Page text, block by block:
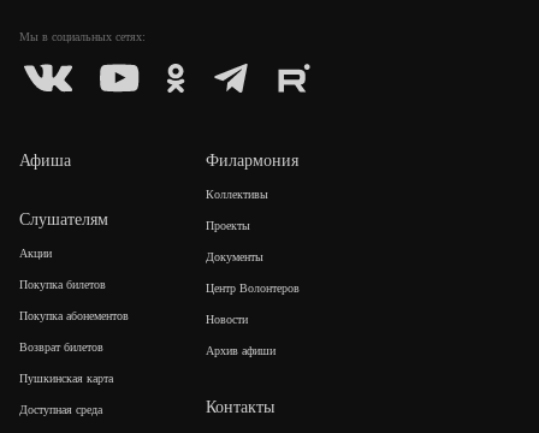
Мы в социальных сетях:
Афиша
Слушателям
Акции
Покупка билетов
Покупка абонементов
Возврат билетов
Пушкинская карта
Доступная среда
Филармония
Коллективы
Проекты
Документы
Центр Волонтеров
Новости
Архив афиши
Контакты